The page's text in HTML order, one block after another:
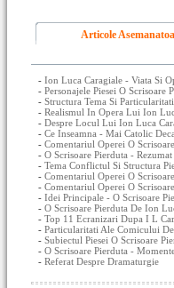
Articole
- Ion Luca Caragiale - Viata Si
- Personajele Piesei O Scrisoare
- Structura Tema Si
- Realismul In Opera Lui Ion
- Despre Locul Lui Ion Luca
- Ce Inseamna - Mai Catolic
- Comentariul Operei O
- O Scrisoare Pierduta - Rezumat
- Tema Conflictul Si Structura
- Comentariul Operei O
- Comentariul Operei O
- Idei Principale - O Scrisoare
- O Scrisoare Pierduta De Ion
- Top 11 Ecranizari Dupa I L
- Particularitati Ale Comicului
- Subiectul Piesei O Scrisoare
- O Scrisoare Pierduta -
- Referat Despre Dramaturgie